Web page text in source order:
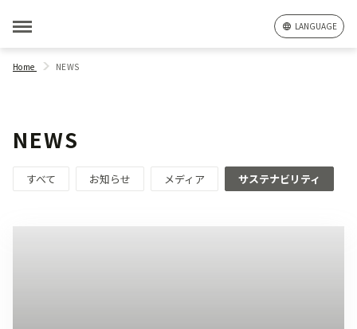
LANGUAGE
Home NEWS
NEWS
すべて お知らせ メディア サステナビリティ